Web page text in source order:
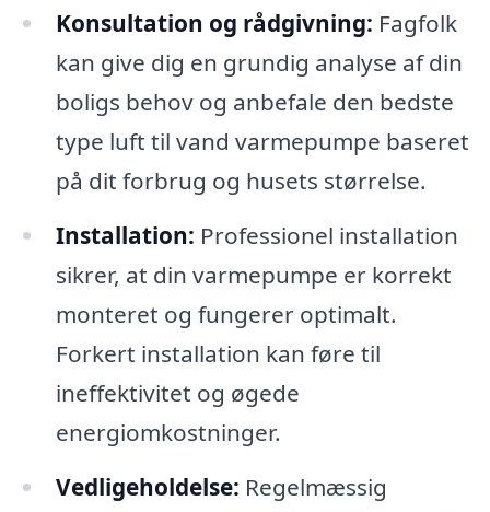
Konsultation og rådgivning: Fagfolk
kan give dig en grundig analyse af din
boligs behov og anbefale den bedste
type luft til vand varmepumpe baseret
på dit forbrug og husets størrelse.
Installation: Professionel installation
sikrer, at din varmepumpe er korrekt
monteret og fungerer optimalt.
Forkert installation kan føre til
ineffektivitet og øgede
energiomkostninger.
Vedligeholdelse: Regelmæssig